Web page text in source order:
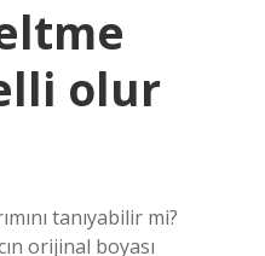
olur
tanıyabilir mi?
orijinal boyası